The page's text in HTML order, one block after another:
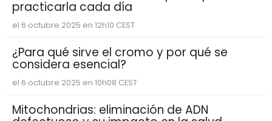
practicarla cada día
el 6 octubre 2025 en 12h10 CEST
¿Para qué sirve el cromo y por qué se
considera esencial?
el 6 octubre 2025 en 10h08 CEST
Mitochondrias: eliminación de ADN